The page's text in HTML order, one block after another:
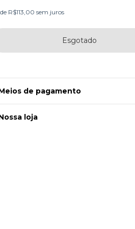
de R$113,00 sem juros
de pagamento
loja